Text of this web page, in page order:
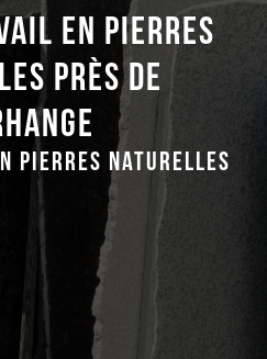
en pierres
près de
pierres naturelles